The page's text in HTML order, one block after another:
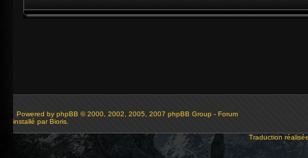
Powered by phpBB © 2000, 2002, 2005, 2007 phpBB Group - Forum
installé par Bioris.
Traduction